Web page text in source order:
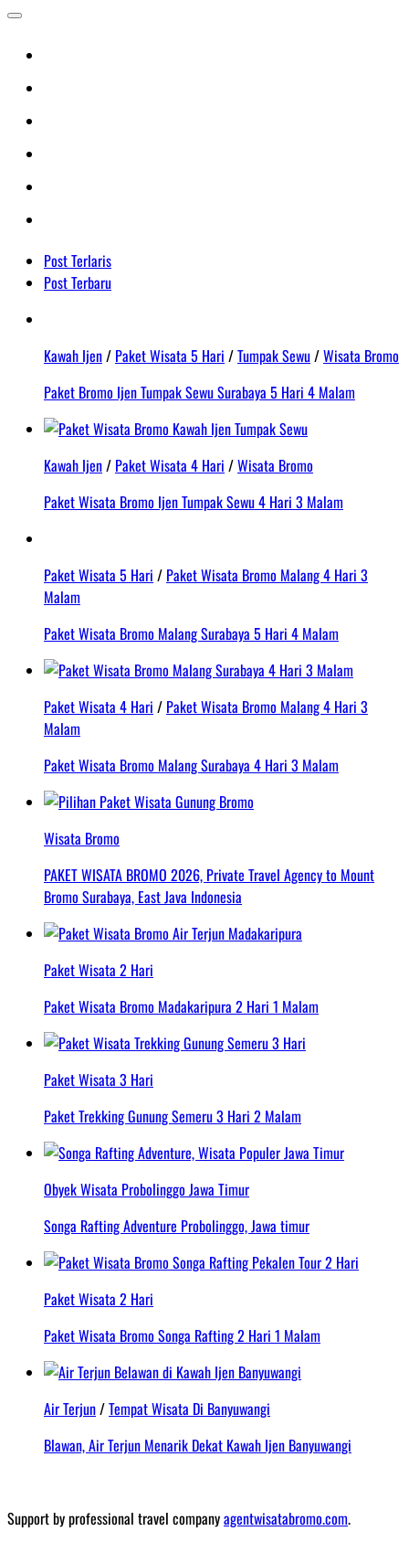
Post Terlaris
Post Terbaru
Kawah Ijen/ Paket Wisata 5 Hari /Tumpak Sewu/Wisata Bromo
Paket Bromo Ijen Tumpak Sewu Surabaya 5 Hari 4 Malam
Kawah Ijen/ Paket Wisata 4 Hari /Wisata Bromo
Paket Wisata Bromo Ijen Tumpak Sewu 4 Hari 3 Malam
Paket Wisata 5 Hari / Paket Wisata Bromo Malang 4 Hari 3
Malam
Paket Wisata Bromo Malang Surabaya 5 Hari 4 Malam
Paket Wisata 4 Hari / Paket Wisata Bromo Malang 4 Hari 3
Malam
Paket Wisata Bromo Malang Surabaya 4 Hari 3 Malam
Wisata Bromo
PAKET WISATA BROMO 2026, Private Travel Agency to Mount
Bromo Surabaya, East Java Indonesia
Paket Wisata 2 Hari
Paket Wisata Bromo Madakaripura 2 Hari 1 Malam
Paket Wisata 3 Hari
Paket Trekking Gunung Semeru 3 Hari 2 Malam
Obyek Wisata Probolinggo Jawa Timur
Songa Rafting Adventure Probolinggo, Jawa timur
Paket Wisata 2 Hari
Paket Wisata Bromo Songa Rafting 2 Hari 1 Malam
Air Terjun/Tempat Wisata Di Banyuwangi
Blawan, Air Terjun Menarik Dekat Kawah Ijen Banyuwangi
Support by professional travel companyagentwisatabromo.com.